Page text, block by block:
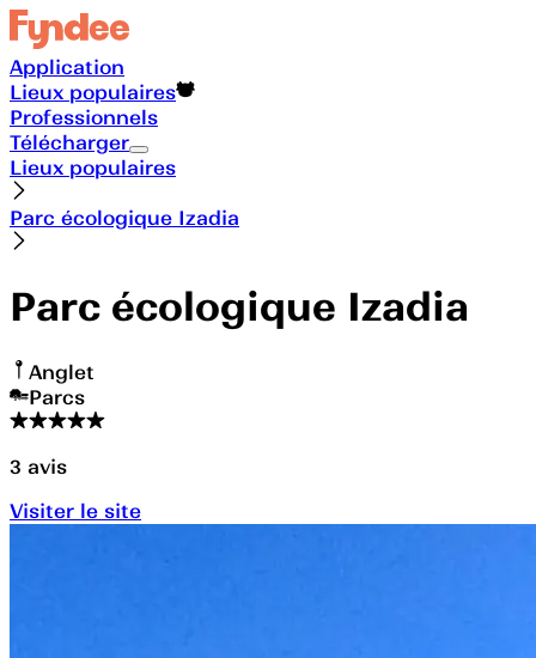
Application
Lieux populaires
Professionnels
Télécharger
Lieux populaires
Parc écologique Izadia
Parc écologique Izadia
Anglet
Parcs
3 avis
Visiter le site